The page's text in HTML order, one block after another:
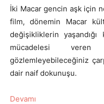
İki Macar gencin aşk için
film, dönemin Macar
değişikliklerin
mücadelesi veren
gözlemleyebileceğiniz
dair naif dokunuşu.
Devamı